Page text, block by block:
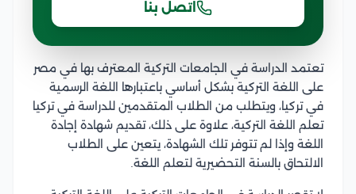
اتصل بنا
تعتمد الدراسة في الجامعات التركية المعترف بها في مصر
على اللغة التركية بشكل أساسي باعتبارها اللغة الرسمية
في تركيا، ويتطلب من الطلاب المتقدمين للدراسة في تركيا
تعلم اللغة التركية، علاوة على ذلك، تقديم شهادة إجادة
اللغة وإذا لم تتوفر تلك الشهادة، يتعين على الطلاب
الالتحاق بالسنة التحضيرية لتعلم اللغة.